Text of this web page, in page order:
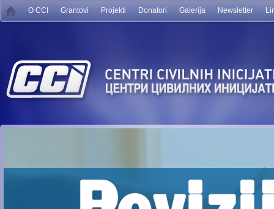
O CCI Grantovi Projekti Donatori Galerija Newsletter